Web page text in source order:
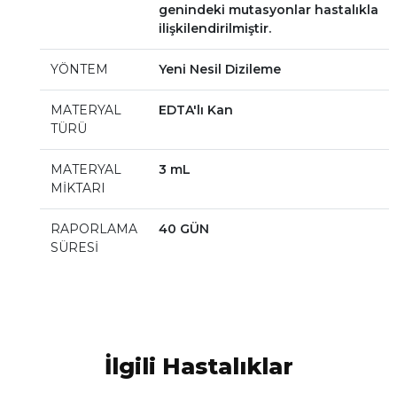
genindeki mutasyonlar hastalıkla
ilişkilendirilmiştir.
YÖNTEM Yeni Nesil Dizileme
MATERYAL
TÜRÜ
EDTA'lı Kan
MATERYAL
MİKTARI
3 mL
RAPORLAMA
SÜRESİ
40 GÜN
İlgili Hastalıklar